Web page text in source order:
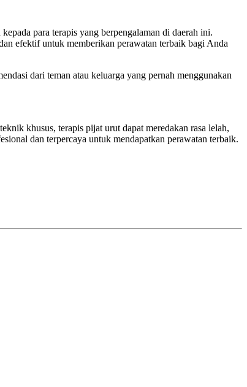
para terapis yang berpengalaman di daerah ini.
efektif untuk memberikan perawatan terbaik bagi Anda
dari teman atau keluarga yang pernah menggunakan
khusus, terapis pijat urut dapat meredakan rasa lelah,
dan terpercaya untuk mendapatkan perawatan terbaik.